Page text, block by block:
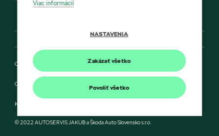
Ochrana osobných údajov
Cookies
Kontakt
© 2022 AUTOSERVIS JAKUB a Škoda Auto Slovensko s.r.o.
Viac informácií
NASTAVENIA
Zakázať všetko
Povoliť všetko